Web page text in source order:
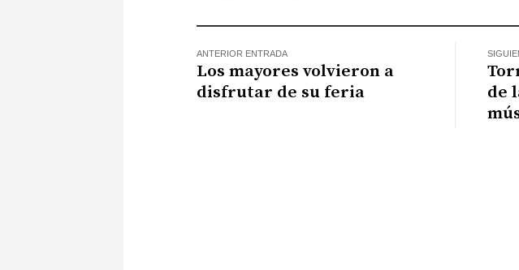
ANTERIOR ENTRADA
Los mayores volvieron a
disfrutar de su feria
de